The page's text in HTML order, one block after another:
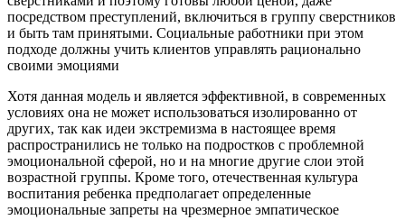
посредством преступлений, включиться в группу сверстников
и быть там принятыми. Социальные работники при этом
подходе должны учить клиентов управлять рационально
своими эмоциями
Хотя данная модель и является эффективной, в современных
условиях она не может использоваться изолированно от
других, так как идеи экстремизма в настоящее время
распространились не только на подростков с проблемной
эмоциональной сферой, но и на многие другие слои этой
возрастной группы. Кроме того, отечественная культура
воспитания ребенка предполагает определенные
эмоциональные запреты на чрезмерное эмпатическое